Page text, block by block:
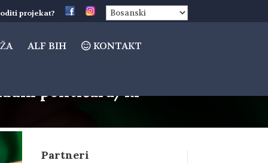
projekat?
ALF BIH KONTAKT
političara/ki”
Partneri